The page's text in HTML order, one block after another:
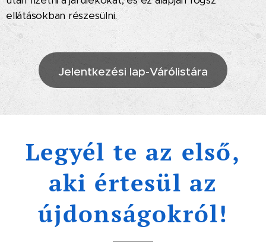
ellátásokban részesülni.
Jelentkezési lap-Várólistára
Legyél te az első,
aki értesül az
újdonságokról!